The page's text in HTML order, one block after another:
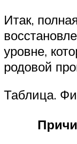
Итак,
уровне,
родовой
Таблица.